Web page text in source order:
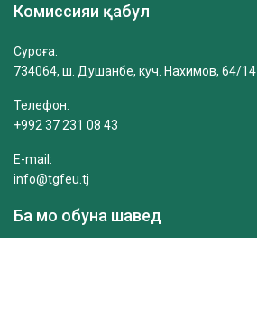
Комиссияи қабул
Суроға:
734064, ш. Душанбе, кӯч. Нахимов, 64/14
Телефон:
+992 37 231 08 43
E-mail:
info@tgfeu.tj
Ба мо обуна шавед